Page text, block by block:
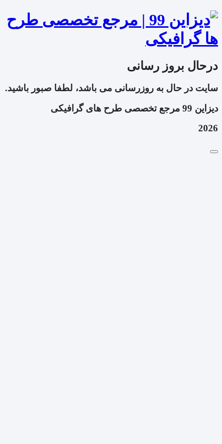
درحال بروز رسانی
سایت در حال به روزرسانی می باشد، لطفا صبور باشید.
دیزاین 99 مرجع تخصصی طرح های گرافیکی
2026